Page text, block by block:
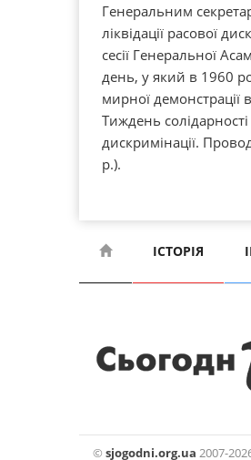
Генеральним
ліквідації расової
сесії Генеральної
день, у який в 1960
мирної
Тиждень
дискримінації.
р.).
ІСТОРІЯ
© sjogodni.org.ua 2007-